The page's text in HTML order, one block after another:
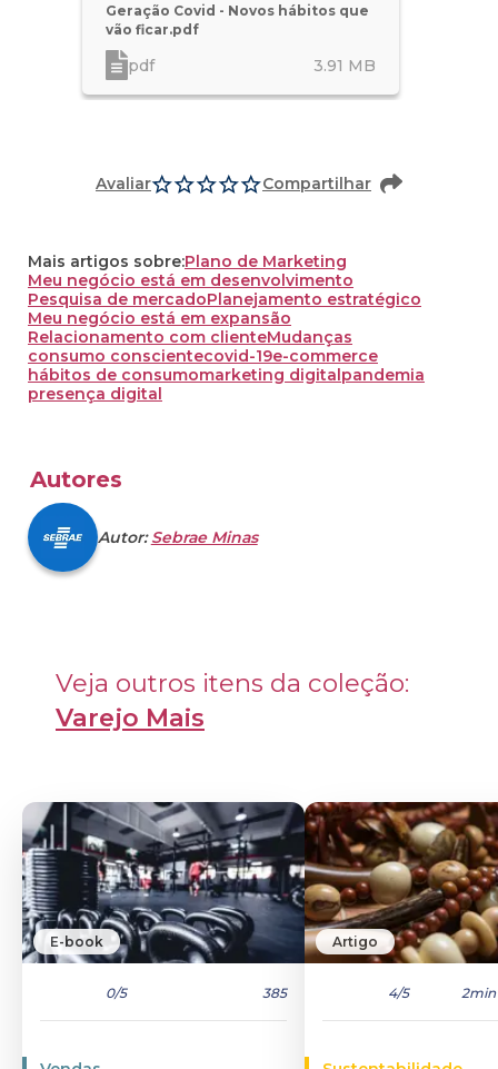
Geração Covid - Novos hábitos que
vão ficar.pdf
pdf 3.91 MB
Avaliar Compartilhar
Mais artigos sobre:Plano de Marketing
Meu negócio está em desenvolvimento
Pesquisa de mercadoPlanejamento estratégico
Meu negócio está em expansão
Relacionamento com clienteMudanças
consumo conscientecovid-19e-commerce
hábitos de consumomarketing digitalpandemia
presença digital
Autores
Autor:Sebrae Minas
Varejo Mais
E-book
0/5 385
Artigo
4/5 2min